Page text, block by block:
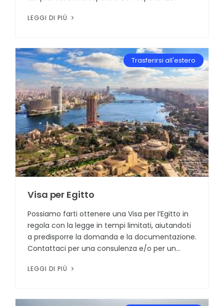
LEGGI DI PIÙ
Trasferirsi all'estero
Visa per Egitto
Possiamo farti ottenere una Visa per l’Egitto in
regola con la legge in tempi limitati, aiutandoti
a predisporre la domanda e la documentazione.
Contattaci per una consulenza e/o per un...
LEGGI DI PIÙ